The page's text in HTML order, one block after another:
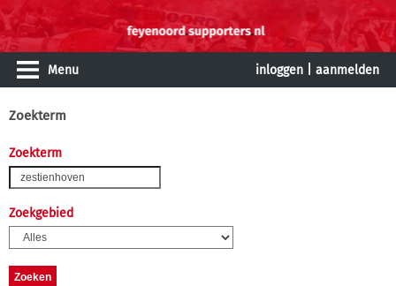
Menu inloggen aanmelden
Zoekterm
Zoekterm
Zoekgebied